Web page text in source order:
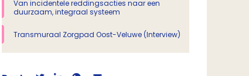
Van incidentele reddingsacties naar een
duurzaam, integraal systeem
Transmuraal Zorgpad Oost-Veluwe (Interview)